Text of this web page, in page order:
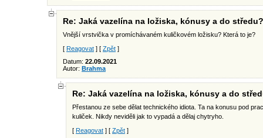
Re: Jaká vazelína na ložiska, kónusy a do středu?
Vnější vrstvička v promíchávaném kuličkovém ložisku? Která to je?
[ Reagovat ] [ Zpět ]
Datum: 22.09.2021
Autor: Brahma
Re: Jaká vazelína na ložiska, kónusy a do
Přestanou ze sebe dělat technického idiota. Ta na konusu pod
kuliček. Nikdy neviděli jak to vypadá a dělaj chytryho.
[ Reagovat ] [ Zpět ]